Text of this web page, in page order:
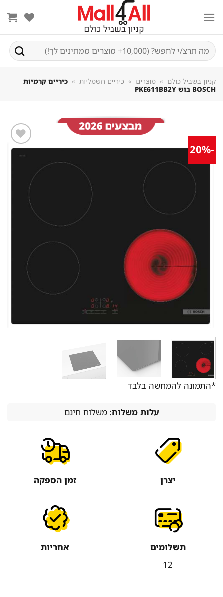
חיפוש
עבור:
קניון בשביל כולם מוצרים כיריים חשמליות
כיריים קרמיות
BOSCH בוש PKE611BB2Y
שמור
*התמונה להמחשה בלבד
עלות משלוח:משלוח חינם
יצרן זמן הספקה
תשלומים
12
אחריות